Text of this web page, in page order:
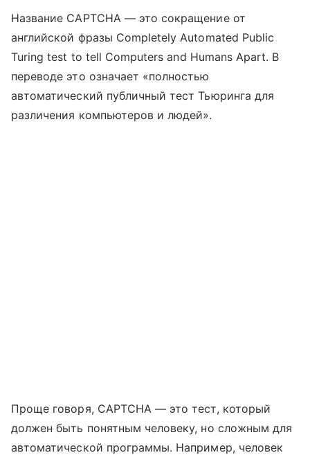
Название CAPTCHA — это сокращение от
английской фразы Completely Automated Public
Turing test to tell Computers and Humans Apart. В
переводе это означает «полностью
автоматический публичный тест Тьюринга для
различения компьютеров и людей».
Проще говоря, CAPTCHA — это тест, который
должен быть понятным человеку, но сложным для
автоматической программы. Например, человек